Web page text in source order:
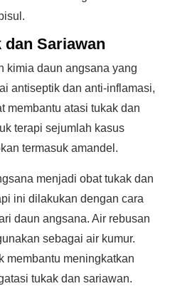
dan Sariawan
kimia daun angsana yang
antiseptik dan anti-inflamasi,
membantu atasi tukak dan
terapi sejumlah kasus
termasuk amandel.
menjadi obat tukak dan
ini dilakukan dengan cara
daun angsana. Air rebusan
sebagai air kumur.
membantu meningkatkan
tukak dan sariawan.